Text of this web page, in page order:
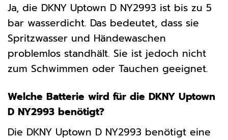
Ja, die DKNY Uptown D NY2993 ist bis zu 5
bar wasserdicht. Das bedeutet, dass sie
Spritzwasser und Händewaschen
problemlos standhält. Sie ist jedoch nicht
zum Schwimmen oder Tauchen geeignet.
Welche Batterie wird für die DKNY Uptown
D NY2993 benötigt?
Die DKNY Uptown D NY2993 benötigt eine